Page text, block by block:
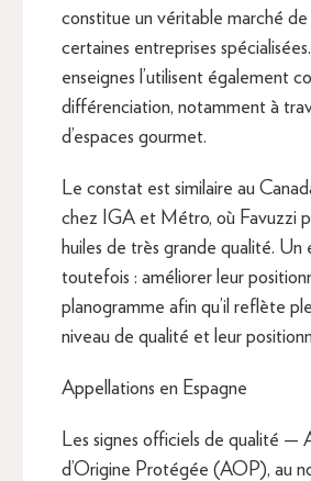
constitue un véritable marché
certaines entreprises
enseignes l’utilisent également
différenciation, notamment à
d’espaces gourmet.
Le constat est similaire au
chez IGA et Métro, où Favuzzi
huiles de très grande qualité. Un
toutefois : améliorer leur
planogramme afin qu’il reflète
niveau de qualité et leur
Appellations en Espagne
Les signes officiels de qualité —
d’Origine Protégée (AOP), au